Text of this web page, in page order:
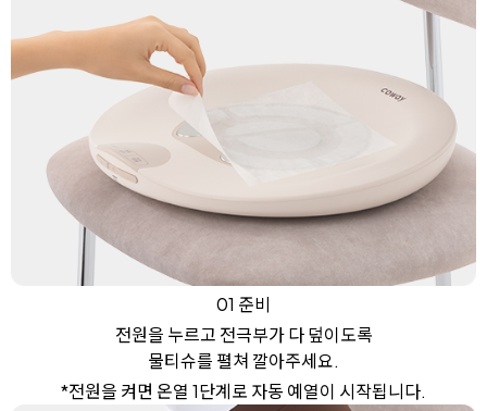
01 준비
전원을 누르고 전극부가 다 덮이도록
물티슈를 펼쳐 깔아주세요.
*전원을 켜면 온열 1단계로 자동 예열이 시작됩니다.